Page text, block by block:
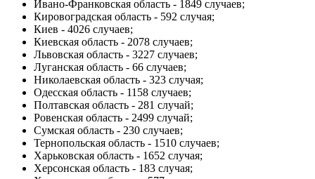
Ивано-Франковская область - 1849 случаев;
Кировоградская область - 592 случая;
Киев - 4026 случаев;
Киевская область - 2078 случаев;
Львовская область - 3227 случаев;
Луганская область - 66 случаев;
Николаевская область - 323 случая;
Одесская область - 1158 случаев;
Полтавская область - 281 случай;
Ровенская область - 2499 случай;
Сумская область - 230 случаев;
Тернопольская область - 1510 случаев;
Харьковская область - 1652 случая;
Херсонская область - 183 случая;